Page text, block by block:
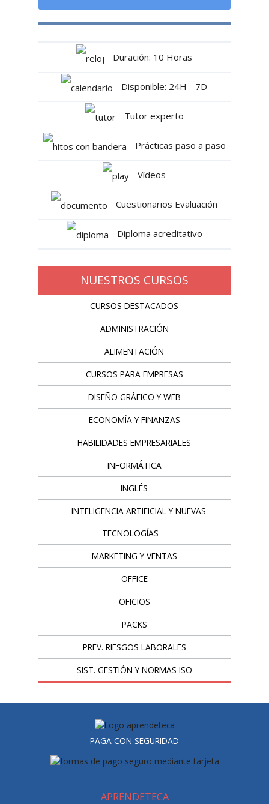
Duración: 10 Horas
Disponible: 24H - 7D
Tutor experto
Prácticas paso a paso
Vídeos
Cuestionarios Evaluación
Diploma acreditativo
NUESTROS CURSOS
CURSOS DESTACADOS
ADMINISTRACIÓN
ALIMENTACIÓN
CURSOS PARA EMPRESAS
DISEÑO GRÁFICO Y WEB
ECONOMÍA Y FINANZAS
HABILIDADES EMPRESARIALES
INFORMÁTICA
INGLÉS
INTELIGENCIA ARTIFICIAL Y NUEVAS
TECNOLOGÍAS
MARKETING Y VENTAS
OFFICE
OFICIOS
PACKS
PREV. RIESGOS LABORALES
SIST. GESTIÓN Y NORMAS ISO
PAGA CON SEGURIDAD
APRENDETECA